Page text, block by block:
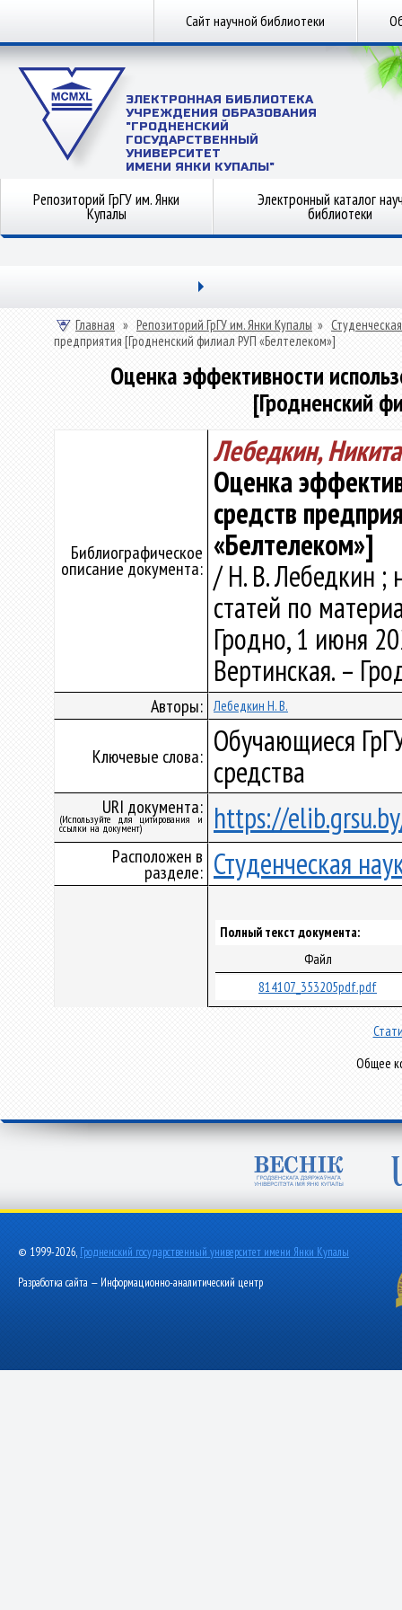
Сайт научной библиотеки
ЭЛЕКТРОННАЯ БИБЛИОТЕКА
УЧРЕЖДЕНИЯ ОБРАЗОВАНИЯ
"ГРОДНЕНСКИЙ
ГОСУДАРСТВЕННЫЙ
УНИВЕРСИТЕТ
ИМЕНИ ЯНКИ КУПАЛЫ"
Репозиторий ГрГУ им. Янки
Купалы
Электронный каталог
библиотеки
Главная » Репозиторий ГрГУ им. Янки Купалы »
предприятия [Гродненский филиал РУП «Белтелеком»]
Оценка эффективности
[Гродненский
Библиографическое
описание документа:
Лебедкин,
Оценка
средств
«Белтелеком»]
/ Н. В. Лебедкин ;
статей по
Гродно, 1 июня
Вертинская. –
Авторы: Лебедкин Н. В.
Ключевые слова: Обучающиеся
средства
URI документа:
(Используйте для цитирования и
ссылки на документ) https://
Расположен в
разделе: Студенческая
Полный текст документа:
Файл
814107_353205pdf.pdf
Общее
© 1999-2026, Гродненский государственный университет имени Янки Купалы
Разработка сайта — Информационно-аналитический центр